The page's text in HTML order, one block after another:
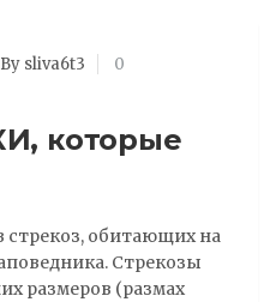
By sliva6t3
0
которые
стрекоз, обитающих на
Стрекозы
размеров (размах